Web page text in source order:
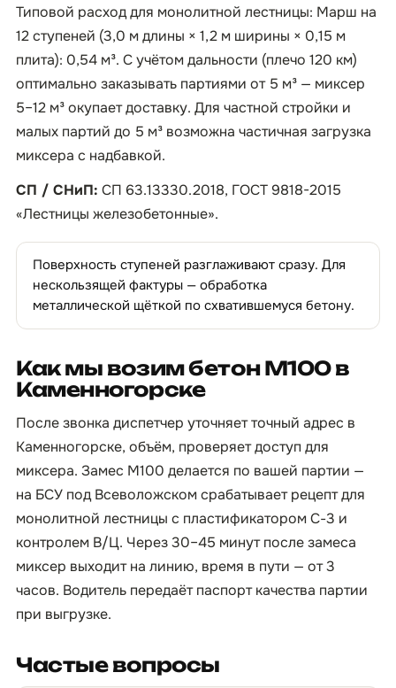
Типовой расход для монолитной лестницы: Марш на
12 ступеней (3,0 м длины × 1,2 м ширины × 0,15 м
плита): 0,54 м³. С учётом дальности (плечо 120 км)
оптимально заказывать партиями от 5 м³ — миксер
5–12 м³ окупает доставку. Для частной стройки и
малых партий до 5 м³ возможна частичная загрузка
миксера с надбавкой.
СП / СНиП: СП 63.13330.2018, ГОСТ 9818-2015
«Лестницы железобетонные».
Поверхность ступеней разглаживают сразу. Для
нескользящей фактуры — обработка
металлической щёткой по схватившемуся бетону.
Как мы возим бетон М100 в
Каменногорске
После звонка диспетчер уточняет точный адрес в
Каменногорске, объём, проверяет доступ для
миксера. Замес М100 делается по вашей партии —
на БСУ под Всеволожском срабатывает рецепт для
монолитной лестницы с пластификатором С-3 и
контролем В/Ц. Через 30–45 минут после замеса
миксер выходит на линию, время в пути — от 3
часов. Водитель передаёт паспорт качества партии
при выгрузке.
Частые вопросы